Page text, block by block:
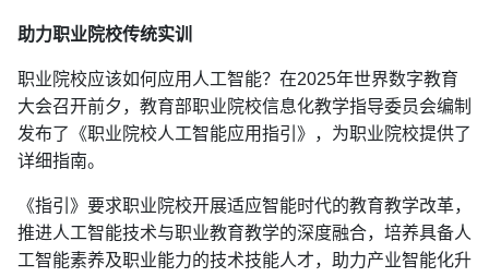
助力职业院校传统实训
职业院校应该如何应用人工智能？在2025年世界数字教育
大会召开前夕，教育部职业院校信息化教学指导委员会编制
发布了《职业院校人工智能应用指引》，为职业院校提供了
详细指南。
《指引》要求职业院校开展适应智能时代的教育教学改革，
推进人工智能技术与职业教育教学的深度融合，培养具备人
工智能素养及职业能力的技术技能人才，助力产业智能化升